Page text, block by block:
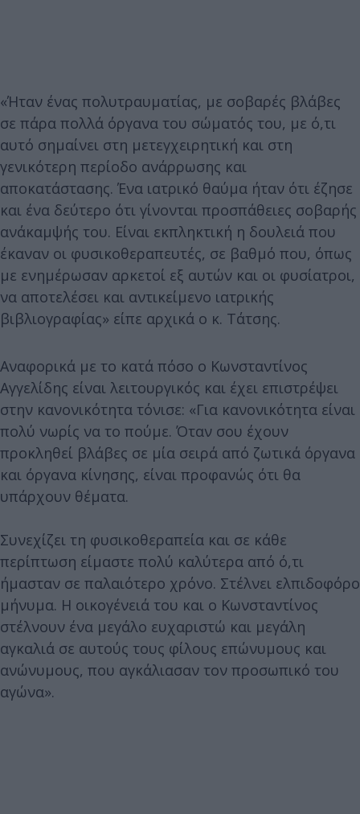
«Ήταν ένας πολυτραυματίας, με σοβαρές βλάβες
σε πάρα πολλά όργανα του σώματός του, με ό,τι
αυτό σημαίνει στη μετεγχειρητική και στη
γενικότερη περίοδο ανάρρωσης και
αποκατάστασης. Ένα ιατρικό θαύμα ήταν ότι έζησε
και ένα δεύτερο ότι γίνονται προσπάθειες σοβαρής
ανάκαμψής του. Είναι εκπληκτική η δουλειά που
έκαναν οι φυσικοθεραπευτές, σε βαθμό που, όπως
με ενημέρωσαν αρκετοί εξ αυτών και οι φυσίατροι,
να αποτελέσει και αντικείμενο ιατρικής
βιβλιογραφίας» είπε αρχικά ο κ. Τάτσης.
Αναφορικά με το κατά πόσο ο Κωνσταντίνος
Αγγελίδης είναι λειτουργικός και έχει επιστρέψει
στην κανονικότητα τόνισε: «Για κανονικότητα είναι
πολύ νωρίς να το πούμε. Όταν σου έχουν
προκληθεί βλάβες σε μία σειρά από ζωτικά όργανα
και όργανα κίνησης, είναι προφανώς ότι θα
υπάρχουν θέματα.
Συνεχίζει τη φυσικοθεραπεία και σε κάθε
περίπτωση είμαστε πολύ καλύτερα από ό,τι
ήμασταν σε παλαιότερο χρόνο. Στέλνει ελπιδοφόρο
μήνυμα. Η οικογένειά του και ο Κωνσταντίνος
στέλνουν ένα μεγάλο ευχαριστώ και μεγάλη
αγκαλιά σε αυτούς τους φίλους επώνυμους και
ανώνυμους, που αγκάλιασαν τον προσωπικό του
αγώνα».